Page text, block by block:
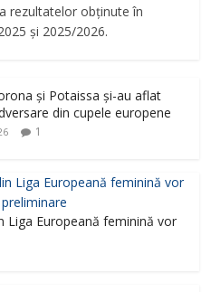
rezultatelor obținute în
și 2025/2026.
și Potaissa și-au aflat
din cupele europene
1
Liga Europeană feminină vor